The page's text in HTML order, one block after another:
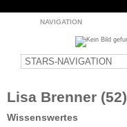
NAVIGATION
Lisa Brenner (52)
Wissenswertes